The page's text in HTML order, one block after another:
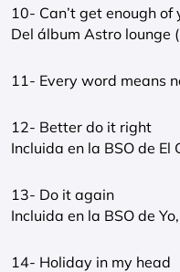
10- Can’t get enough of
Del álbum Astro lounge
11- Every word means
12- Better do it right
Incluida en la BSO de El
13- Do it again
Incluida en la BSO de
14- Holiday in my head